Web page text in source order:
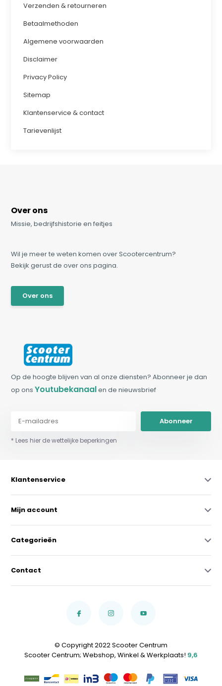
Verzenden & retourneren
Betaalmethoden
Algemene voorwaarden
Disclaimer
Privacy Policy
Sitemap
Klantenservice & contact
Tarievenlijst
Over ons
Missie, bedrijfshistorie en feitjes
Wil je meer te weten komen over Scootercentrum?
Bekijk gerust de over ons pagina.
Over ons
Op de hoogte blijven van al onze diensten? Abonneer je dan
op onsYoutubekanaalen de nieuwsbrief
Abonneer
* Lees hier de wettelijke beperkingen
Klantenservice
Mijn account
Categorieën
Contact
© Copyright 2022 Scooter Centrum
Scooter Centrum; Webshop, Winkel & Werkplaats! 9,6